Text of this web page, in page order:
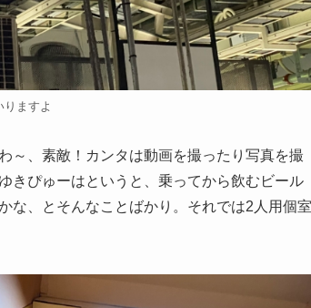
ますよ
～、素敵！カンタは動画を撮ったり写真を撮
きぴゅーはというと、乗ってから飲むビール
な、とそんなことばかり。それでは2人用個室